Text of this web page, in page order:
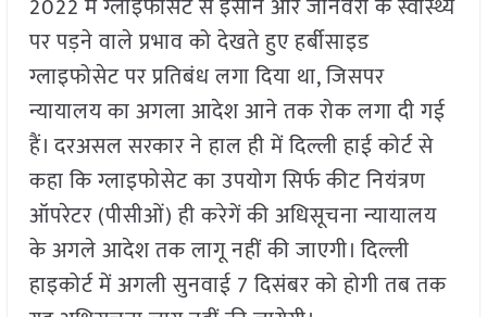
2022 में ग्लाइफोसेट से इंसान और जानवरों के स्वास्थ्य
पर पड़ने वाले प्रभाव को देखते हुए हर्बीसाइड
ग्लाइफोसेट पर प्रतिबंध लगा दिया था, जिसपर
न्यायालय का अगला आदेश आने तक रोक लगा दी गई
हैं। दरअसल सरकार ने हाल ही में दिल्ली हाई कोर्ट से
कहा कि ग्लाइफोसेट का उपयोग सिर्फ कीट नियंत्रण
ऑपरेटर (पीसीओं) ही करेगें की अधिसूचना न्यायालय
के अगले आदेश तक लागू नहीं की जाएगी। दिल्ली
हाइकोर्ट में अगली सुनवाई 7 दिसंबर को होगी तब तक